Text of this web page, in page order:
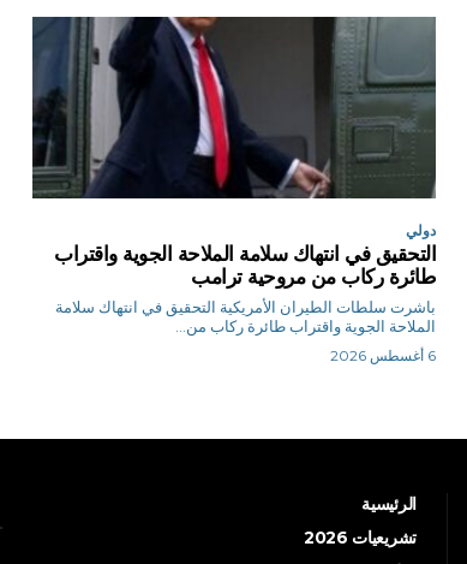
دولي
التحقيق في انتهاك سلامة الملاحة الجوية واقتراب
طائرة ركاب من مروحية ترامب
باشرت سلطات الطيران الأمريكية التحقيق في انتهاك سلامة
الملاحة الجوية واقتراب طائرة ركاب من...
6 أغسطس 2026
الرئيسية
تشريعيات 2026